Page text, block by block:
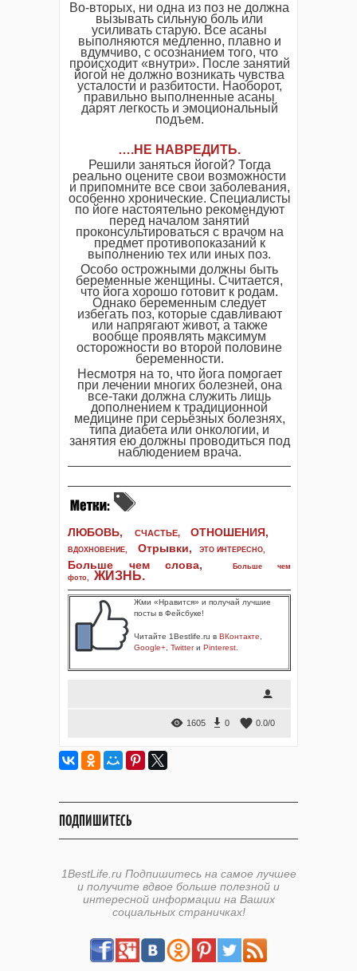
Во-вторых, ни одна из поз не должна
вызывать сильную боль или
усиливать старую. Все асаны
выполняются медленно, плавно и
вдумчиво, с осознанием того, что
происходит «внутри». После занятий
йогой не должно возникать чувства
усталости и разбитости. Наоборот,
правильно выполненные асаны
дарят легкость и эмоциональный
подъем.
….НЕ НАВРЕДИТЬ.
Решили заняться йогой? Тогда
реально оцените свои возможности
и припомните все свои заболевания,
особенно хронические. Специалисты
по йоге настоятельно рекомендуют
перед началом занятий
проконсультироваться с врачом на
предмет противопоказаний к
выполнению тех или иных поз.
Особо острожными должны быть
беременные женщины. Считается,
что йога хорошо готовит к родам.
Однако беременным следует
избегать поз, которые сдавливают
или напрягают живот, а также
вообще проявлять максимум
осторожности во второй половине
беременности.
Несмотря на то, что йога помогает
при лечении многих болезней, она
все-таки должна служить лишь
дополнением к традиционной
медицине при серьёзных болезнях,
типа диабета или онкологии, и
занятия ею должны проводиться под
наблюдением врача.
ЛЮБОВЬ, СЧАСТЬЕ, ОТНОШЕНИЯ,
ВДОХНОВЕНИЕ, Отрывки, ЭТО ИНТЕРЕСНО,
Больше чем слова,
Больше чем
фото, ЖИЗНЬ.
Жми «Нравится» и получай лучшие
посты в Фейсбуке!
Читайте 1Bestlife.ru в ВКонтакте
Google+ Twitterи Pinterest
1605 0 0.0/0
ПОДПИШИТЕСЬ
1BestLife.ru Подпишитесь на самое лучшее
и получите вдвое больше полезной и
интересной информации на Ваших
социальных страничках!